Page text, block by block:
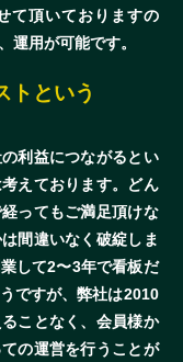
て頂いておりますの
運用が可能です。
トという
利益につながるとい
えております。どん
ってもご満足頂けな
間違いなく破綻しま
して2〜3年で看板だ
ですが、弊社は2010
ことなく、会員様か
の運営を行うことが